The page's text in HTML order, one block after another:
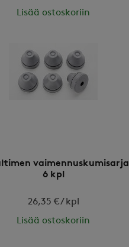
Lisää ostoskoriin
vaimennuskumisarja
6 kpl
26,35 € / kpl
Lisää ostoskoriin